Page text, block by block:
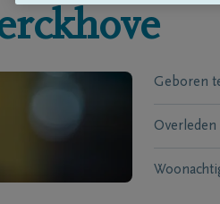
Geboren
Overleden